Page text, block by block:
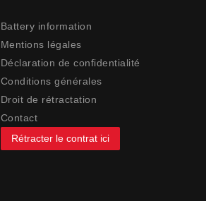
Battery information
Mentions légales
Déclaration de confidentialité
Conditions générales
Droit de rétractation
Contact
Rétracter le contrat ici